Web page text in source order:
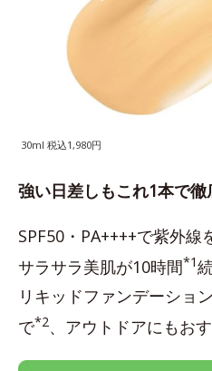
30ml 税込1,980円
強い日差しもこれ1本で徹
SPF50・PA++++で紫外線
サラサラ美肌が10時間*1
リキッドファンデーショ
で*2、アウトドアにもおす